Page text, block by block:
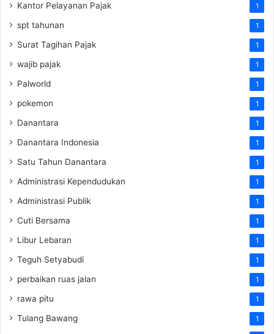
Kantor Pelayanan Pajak 1
spt tahunan 1
Surat Tagihan Pajak 1
wajib pajak 1
Palworld 1
pokemon 1
Danantara 1
Danantara Indonesia 1
Satu Tahun Danantara 1
Administrasi Kependudukan 1
Administrasi Publik 1
Cuti Bersama 1
Libur Lebaran 1
Teguh Setyabudi 1
perbaikan ruas jalan 1
rawa pitu 1
Tulang Bawang 1